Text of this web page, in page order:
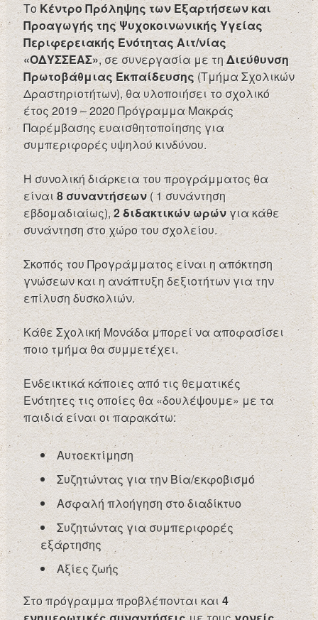
ΤοΚέντρο Πρόληψης των Εξαρτήσεων και
Προαγωγής της Ψυχοκοινωνικής Υγείας
Περιφερειακής Ενότητας Αιτ/νίας
«ΟΔΥΣΣΕΑΣ», σε συνεργασία με τηΔιεύθυνση
Πρωτοβάθμιας Εκπαίδευσης(Τμήμα Σχολικών
Δραστηριοτήτων), θα υλοποιήσει το σχολικό
έτος 2019 – 2020 Πρόγραμμα Μακράς
Παρέμβασης ευαισθητοποίησης για
συμπεριφορές υψηλού κινδύνου.
Η συνολική διάρκεια του προγράμματος θα
είναι8 συναντήσεων( 1 συνάντηση
εβδομαδιαίως),2 διδακτικών ωρώνγια κάθε
συνάντηση στο χώρο του σχολείου.
Σκοπός του Προγράμματος είναι η απόκτηση
γνώσεων και η ανάπτυξη δεξιοτήτων για την
επίλυση δυσκολιών.
Κάθε Σχολική Μονάδα μπορεί να αποφασίσει
ποιο τμήμα θα συμμετέχει.
Ενδεικτικά κάποιες από τις θεματικές
Ενότητες τις οποίες θα «δουλέψουμε» με τα
παιδιά είναι οι παρακάτω:
Αυτοεκτίμηση
Συζητώντας για την Βία/εκφοβισμό
Ασφαλή πλοήγηση στο διαδίκτυο
Συζητώντας για συμπεριφορές
εξάρτησης
Αξίες ζωής
Στο πρόγραμμα προβλέπονται και4